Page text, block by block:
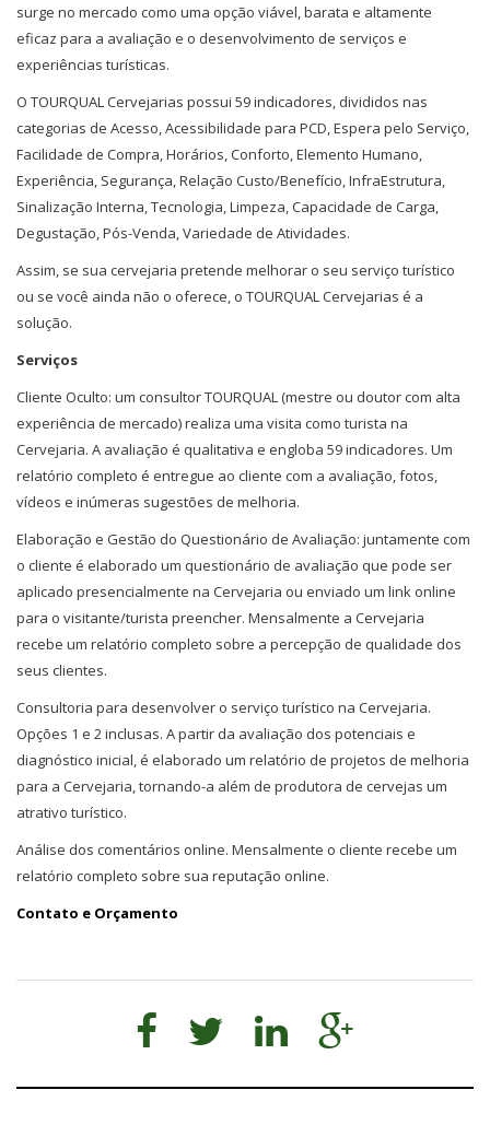
surge no mercado como uma opção viável, barata e altamente
eficaz para a avaliação e o desenvolvimento de serviços e
experiências turísticas.
O TOURQUAL Cervejarias possui 59 indicadores, divididos nas
categorias de Acesso, Acessibilidade para PCD, Espera pelo Serviço,
Facilidade de Compra, Horários, Conforto, Elemento Humano,
Experiência, Segurança, Relação Custo/Benefício, InfraEstrutura,
Sinalização Interna, Tecnologia, Limpeza, Capacidade de Carga,
Degustação, Pós-Venda, Variedade de Atividades.
Assim, se sua cervejaria pretende melhorar o seu serviço turístico
ou se você ainda não o oferece, o TOURQUAL Cervejarias é a
solução.
Serviços
Cliente Oculto: um consultor TOURQUAL (mestre ou doutor com alta
experiência de mercado) realiza uma visita como turista na
Cervejaria. A avaliação é qualitativa e engloba 59 indicadores. Um
relatório completo é entregue ao cliente com a avaliação, fotos,
vídeos e inúmeras sugestões de melhoria.
Elaboração e Gestão do Questionário de Avaliação: juntamente com
o cliente é elaborado um questionário de avaliação que pode ser
aplicado presencialmente na Cervejaria ou enviado um link online
para o visitante/turista preencher. Mensalmente a Cervejaria
recebe um relatório completo sobre a percepção de qualidade dos
seus clientes.
Consultoria para desenvolver o serviço turístico na Cervejaria.
Opções 1 e 2 inclusas. A partir da avaliação dos potenciais e
diagnóstico inicial, é elaborado um relatório de projetos de melhoria
para a Cervejaria, tornando-a além de produtora de cervejas um
atrativo turístico.
Análise dos comentários online. Mensalmente o cliente recebe um
relatório completo sobre sua reputação online.
Contato e Orçamento